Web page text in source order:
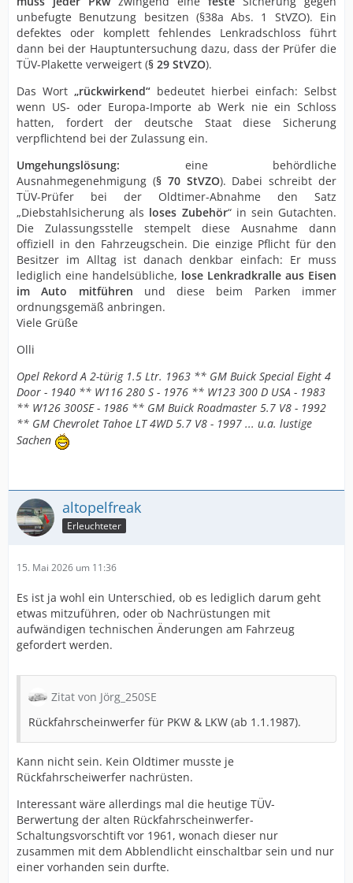
unbefugte Benutzung besitzen (§38a Abs. 1 StVZO). Ein
defektes oder komplett fehlendes Lenkradschloss führt
dann bei der Hauptuntersuchung dazu, dass der Prüfer die
TÜV-Plakette verweigert (§ 29 StVZO).
Das Wort „rückwirkend“ bedeutet hierbei einfach: Selbst
wenn US- oder Europa-Importe ab Werk nie ein Schloss
hatten, fordert der deutsche Staat diese Sicherung
verpflichtend bei der Zulassung ein.
Umgehungslösung: eine behördliche
Ausnahmegenehmigung (§ 70 StVZO). Dabei schreibt der
TÜV-Prüfer bei der Oldtimer-Abnahme den Satz
„Diebstahlsicherung als loses Zubehör“ in sein Gutachten.
Die Zulassungsstelle stempelt diese Ausnahme dann
offiziell in den Fahrzeugschein. Die einzige Pflicht für den
Besitzer im Alltag ist danach denkbar einfach: Er muss
lediglich eine handelsübliche, lose Lenkradkralle aus Eisen
im Auto mitführen und diese beim Parken immer
ordnungsgemäß anbringen.
Viele Grüße
Olli
Opel Rekord A 2-türig 1.5 Ltr. 1963 ** GM Buick Special Eight 4
Door - 1940 ** W116 280 S - 1976 ** W123 300 D USA - 1983
** W126 300SE - 1986 ** GM Buick Roadmaster 5.7 V8 - 1992
** GM Chevrolet Tahoe LT 4WD 5.7 V8 - 1997 ... u.a. lustige
Sachen
altopelfreak
Erleuchteter
15. Mai 2026 um 11:36
Es ist ja wohl ein Unterschied, ob es lediglich darum geht
etwas mitzuführen, oder ob Nachrüstungen mit
aufwändigen technischen Änderungen am Fahrzeug
gefordert werden.
Zitat von Jörg_250SE
Rückfahrscheinwerfer für PKW & LKW (ab 1.1.1987).
Kann nicht sein. Kein Oldtimer musste je
Rückfahrscheiwerfer nachrüsten.
Interessant wäre allerdings mal die heutige TÜV-
Berwertung der alten Rückfahrscheinwerfer-
Schaltungsvorschtift vor 1961, wonach dieser nur
zusammen mit dem Abblendlicht einschaltbar sein und nur
einer vorhanden sein durfte.